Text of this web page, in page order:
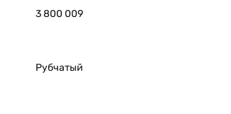
3 800 009
Рубчатый